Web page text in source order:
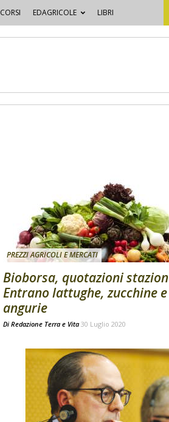
CORSI EDAGRICOLE LIBRI
PREZZI AGRICOLI E MERCATI
Bioborsa, quotazioni
Entrano lattughe, zucchine e
angurie
Di Redazione Terra e Vita 30 Luglio 2020